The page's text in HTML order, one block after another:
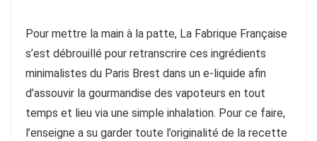
Pour mettre la main à la patte, La Fabrique Française
s’est débrouillé pour retranscrire ces ingrédients
minimalistes du Paris Brest dans un e-liquide afin
d’assouvir la gourmandise des vapoteurs en tout
temps et lieu via une simple inhalation. Pour ce faire,
l’enseigne a su garder toute l’originalité de la recette